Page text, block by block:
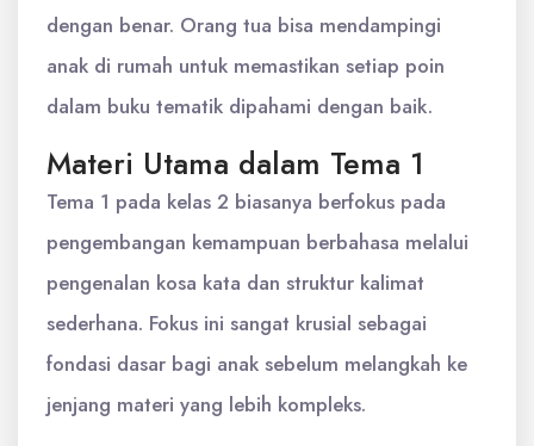
dengan benar. Orang tua bisa mendampingi
anak di rumah untuk memastikan setiap poin
dalam buku tematik dipahami dengan baik.
Materi Utama dalam Tema 1
Tema 1 pada kelas 2 biasanya berfokus pada
pengembangan kemampuan berbahasa melalui
pengenalan kosa kata dan struktur kalimat
sederhana. Fokus ini sangat krusial sebagai
fondasi dasar bagi anak sebelum melangkah ke
jenjang materi yang lebih kompleks.